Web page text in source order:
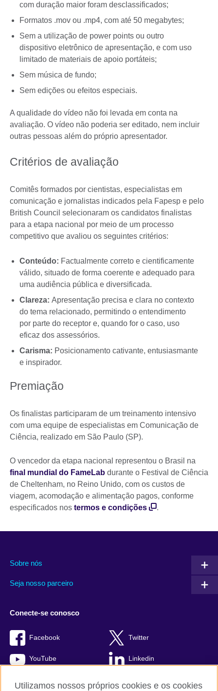
com duração maior foram desclassificados;
Formatos .mov ou .mp4, com até 50 megabytes;
Sem a utilização de power points ou outro
dispositivo eletrônico de apresentação, e com uso
limitado de materiais de apoio portáteis;
Sem música de fundo;
Sem edições ou efeitos especiais.
A qualidade do vídeo não foi levada em conta na
avaliação. O vídeo não poderia ser editado, nem incluir
outras pessoas além do próprio apresentador.
Critérios de avaliação
Comitês formados por cientistas, especialistas em
comunicação e jornalistas indicados pela Fapesp e pelo
British Council selecionaram os candidatos finalistas
para a etapa nacional por meio de um processo
competitivo que avaliou os seguintes critérios:
Conteúdo: Factualmente correto e cientificamente
válido, situado de forma coerente e adequado para
uma audiência pública e diversificada.
Clareza: Apresentação precisa e clara no contexto
do tema relacionado, permitindo o entendimento
por parte do receptor e, quando for o caso, uso
eficaz dos assessórios.
Carisma: Posicionamento cativante, entusiasmante
e inspirador.
Premiação
Os finalistas participaram de um treinamento intensivo
com uma equipe de especialistas em Comunicação de
Ciência, realizado em São Paulo (SP).
O vencedor da etapa nacional representou o Brasil na
final mundial do FameLab durante o Festival de Ciência
de Cheltenham, no Reino Unido, com os custos de
viagem, acomodação e alimentação pagos, conforme
especificados nos termos e condições .
Sobre nós
Seja nosso parceiro
Conecte-se conosco
Facebook Twitter
YouTube Linkedin
Utilizamos nossos próprios cookies e os cookies